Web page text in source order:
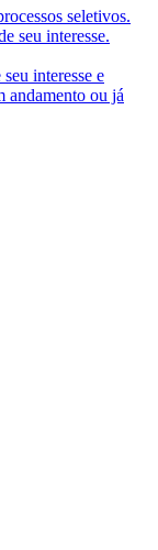
seletivos.
seu interesse.
interesse e
andamento ou já